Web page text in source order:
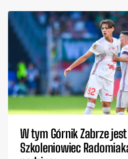
W tym Górnik Zabrze
Szkoleniowiec